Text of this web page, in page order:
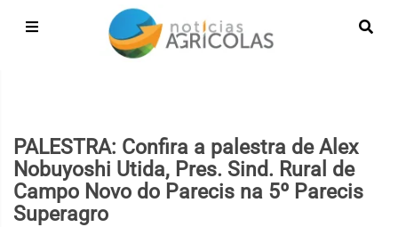
PALESTRA: Confira a palestra de Alex
Nobuyoshi Utida, Pres. Sind. Rural de
Campo Novo do Parecis na 5º Parecis
Superagro